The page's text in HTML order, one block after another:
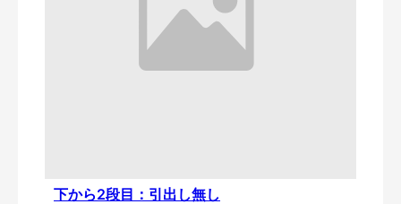
下から2段目：引出し無し